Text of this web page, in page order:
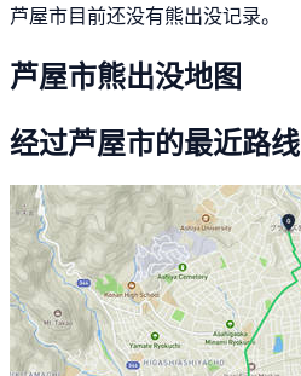
芦屋市目前还没有熊出没记录。
芦屋市熊出没地图
经过芦屋市的最近路线